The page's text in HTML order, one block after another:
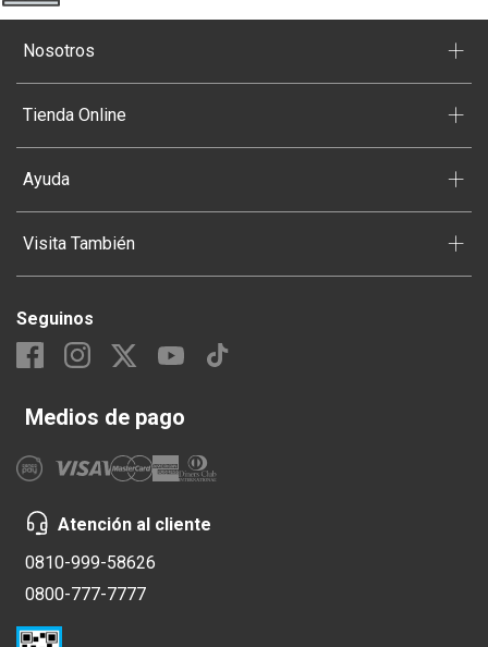
Nosotros +
Tienda Online +
Ayuda +
Visita También +
Seguinos
Medios de pago
Atención al cliente
0810-999-58626
0800-777-7777